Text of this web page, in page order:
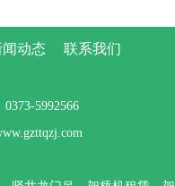
闻动态 联系我们
5992566